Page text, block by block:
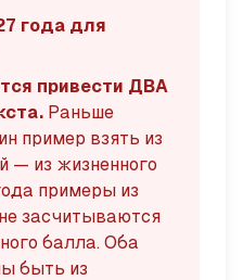
года для
привести ДВА
Раньше
пример взять из
— из жизненного
примеры из
засчитываются
балла. Оба
быть из